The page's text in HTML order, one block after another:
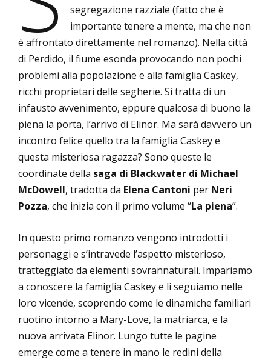
segregazione razziale (fatto che è
importante tenere a mente, ma che non
è affrontato direttamente nel romanzo). Nella città
di Perdido, il fiume esonda provocando non pochi
problemi alla popolazione e alla famiglia Caskey,
ricchi proprietari delle segherie. Si tratta di un
infausto avvenimento, eppure qualcosa di buono la
piena la porta, l’arrivo di Elinor. Ma sarà davvero un
incontro felice quello tra la famiglia Caskey e
questa misteriosa ragazza? Sono queste le
coordinate della saga di Blackwater di Michael
McDowell, tradotta da Elena Cantoni per Neri
Pozza, che inizia con il primo volume “La piena”.
In questo primo romanzo vengono introdotti i
personaggi e s’intravede l’aspetto misterioso,
tratteggiato da elementi sovrannaturali. Impariamo
a conoscere la famiglia Caskey e li seguiamo nelle
loro vicende, scoprendo come le dinamiche familiari
ruotino intorno a Mary-Love, la matriarca, e la
nuova arrivata Elinor. Lungo tutte le pagine
emerge come a tenere in mano le redini della